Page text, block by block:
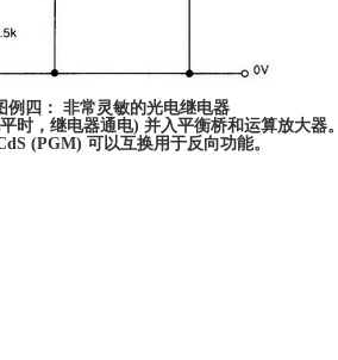
例四： 非常灵敏的光电继电器
时，继电器通电) 并入平衡桥和运算放大器。
(PGM) 可以互换用于反向功能。